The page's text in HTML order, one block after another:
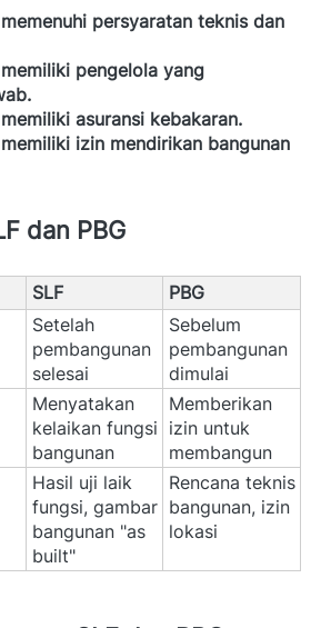
persyaratan teknis dan
pengelola yang
asuransi kebakaran.
izin mendirikan bangunan
dan PBG
SLF
PBG
Setelah
pembangunan
selesai
Sebelum
pembangunan
dimulai
Menyatakan
kelaikan fungsi
bangunan
Memberikan
izin untuk
membangun
Hasil uji laik
fungsi, gambar
bangunan "as
built"
Rencana teknis
bangunan, izin
lokasi